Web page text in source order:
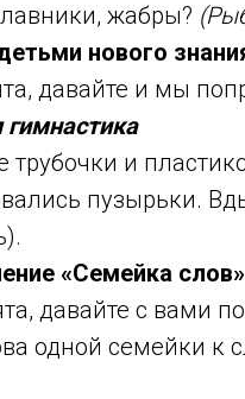
жабры?
нового
давайте и мы
трубочки и
пузырьки.
«Семейка слов»
давайте с вами
одной семейки к